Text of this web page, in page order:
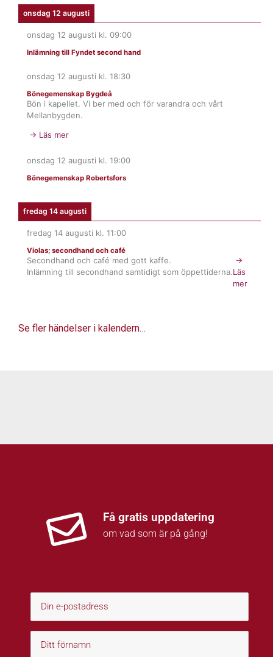
onsdag 12 augusti
onsdag 12 augusti kl. 09:00
Inlämning till Fyndet second hand
onsdag 12 augusti kl. 18:30
Bönegemenskap Bygdeå
Bön i kapellet. Vi ber med och för varandra och vårt
Mellanbygden.
→ Läs mer
onsdag 12 augusti kl. 19:00
Bönegemenskap Robertsfors
fredag 14 augusti
fredag 14 augusti kl. 11:00
Violas; secondhand och café
Secondhand och café med gott kaffe.
Inlämning till secondhand samtidigt som öppettiderna.
→
Läs
mer
Se fler händelser i kalendern…
Få gratis uppdatering
om vad som är på gång!